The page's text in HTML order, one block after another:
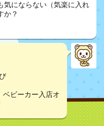
気にならない（気楽に入れ
か？
ベビーカー入店オ